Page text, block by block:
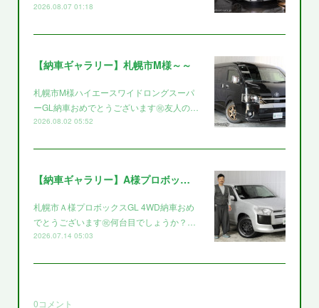
2026.08.07 01:18
【納車ギャラリー】札幌市M様～～
札幌市M様ハイエースワイドロングスーパ
ーGL納車おめでとうございます㊗️友人の…
2026.08.02 05:52
【納車ギャラリー】A様プロボックス～～
札幌市Ａ様プロボックスGL 4WD納車おめ
でとうございます㊗️何台目でしょうか？…
2026.07.14 05:03
0コメント